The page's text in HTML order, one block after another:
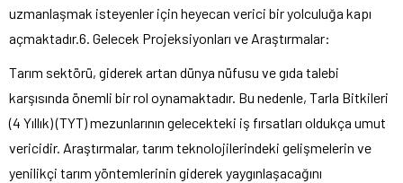
uzmanlaşmak isteyenler için heyecan verici bir yolculuğa kapı
açmaktadır.6. Gelecek Projeksiyonları ve Araştırmalar:
Tarım sektörü, giderek artan dünya nüfusu ve gıda talebi
karşısında önemli bir rol oynamaktadır. Bu nedenle, Tarla Bitkileri
(4 Yıllık) (TYT) mezunlarının gelecekteki iş fırsatları oldukça umut
vericidir. Araştırmalar, tarım teknolojilerindeki gelişmelerin ve
yenilikçi tarım yöntemlerinin giderek yaygınlaşacağını